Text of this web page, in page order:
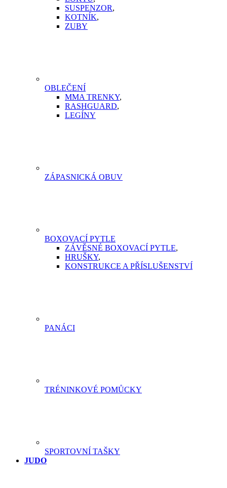
SUSPENZOR,
KOTNÍK,
ZUBY
OBLEČENÍ
MMA TRENKY,
RASHGUARD,
LEGÍNY
ZÁPASNICKÁ OBUV
BOXOVACÍ PYTLE
ZÁVĚSNÉ BOXOVACÍ PYTLE,
HRUŠKY,
KONSTRUKCE A PŘÍSLUŠENSTVÍ
PANÁCI
TRÉNINKOVÉ POMŮCKY
SPORTOVNÍ TAŠKY
JUDO